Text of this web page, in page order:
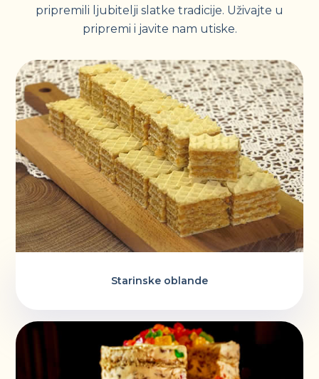
pripremili ljubitelji slatke tradicije. Uživajte u
pripremi i javite nam utiske.
Starinske oblande